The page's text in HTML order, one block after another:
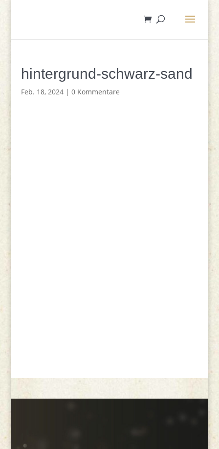
hintergrund-schwarz-sand
Feb. 18, 2024| 0 Kommentare